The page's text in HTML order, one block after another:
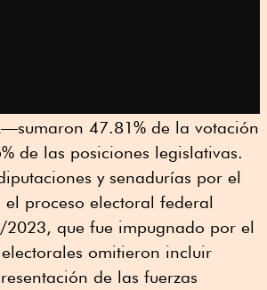
47.81% de la votación
de las posiciones legislativas.
y senadurías por el
proceso electoral federal
que fue impugnado por el
omitieron incluir
de las fuerzas